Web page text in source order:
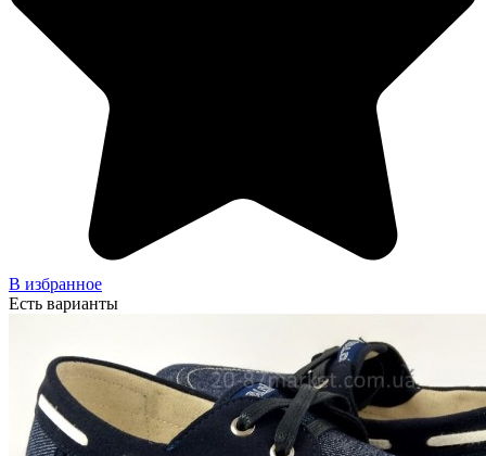
В избранное
Есть варианты